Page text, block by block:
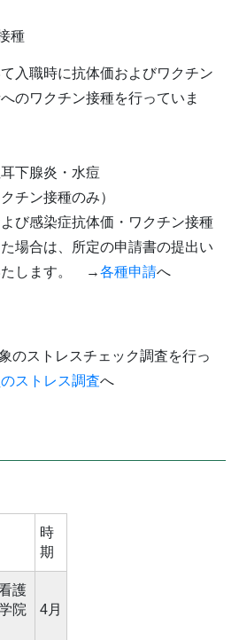
種
入職時に抗体価およびワクチン
のワクチン接種を行っていま
下腺炎・水痘
チン接種のみ）
び感染症抗体価・ワクチン接種
場合は、所定の申請書の提出い
たします。 →各種申請へ
のストレスチェック調査を行っ
ストレス調査へ
時
期
護
院
4月